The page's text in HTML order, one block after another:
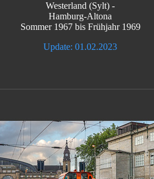
Westerland (Sylt) -
Hamburg-Altona
Sommer 1967 bis Frühjahr 1969
Update: 01.02.2023